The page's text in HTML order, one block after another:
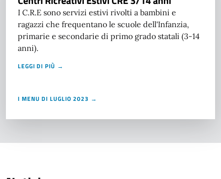
I C.R.E sono servizi estivi rivolti a bambini e
ragazzi che frequentano le scuole dell'Infanzia,
primarie e secondarie di primo grado statali (3-14
anni).
LEGGI DI PIÙ →
I MENU DI LUGLIO 2023 →